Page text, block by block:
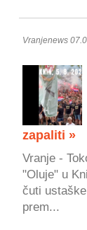
Vranjenews
zapaliti »
Vranje -
"Oluje" u
čuti
prem...